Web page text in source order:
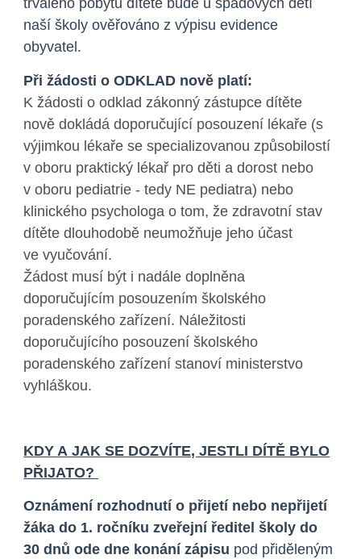
trvalého pobytu dítěte bude u spádových dětí
naší školy ověřováno z výpisu evidence
obyvatel.
Při žádosti o ODKLAD nově platí:
K žádosti o odklad zákonný zástupce dítěte
nově dokládá doporučující posouzení lékaře (s
výjimkou lékaře se specializovanou způsobilostí
v oboru praktický lékař pro děti a dorost nebo
v oboru pediatrie - tedy NE pediatra) nebo
klinického psychologa o tom, že zdravotní stav
dítěte dlouhodobě neumožňuje jeho účast
ve vyučování.
Žádost musí být i nadále doplněna
doporučujícím posouzením školského
poradenského zařízení. Náležitosti
doporučujícího posouzení školského
poradenského zařízení stanoví ministerstvo
vyhláškou.
KDY A JAK SE DOZVÍTE, JESTLI DÍTĚ BYLO
PŘIJATO?
Oznámení rozhodnutí o přijetí nebo nepřijetí
žáka do 1. ročníku zveřejní ředitel školy do
30 dnů ode dne konání zápisu pod přiděleným